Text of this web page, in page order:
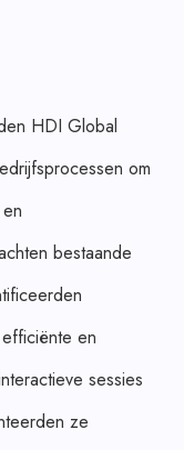
HDI Global
om
bestaande
en
sessies
ze